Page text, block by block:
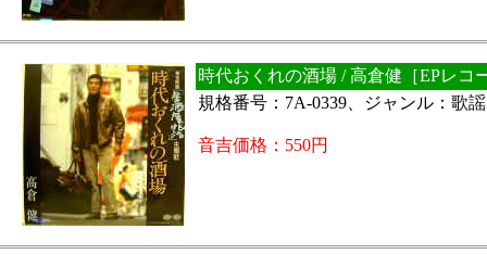
時代おくれの酒場 / 高倉健［EPレコ
規格番号：7A-0339、ジャンル：歌
音吉価格：550円